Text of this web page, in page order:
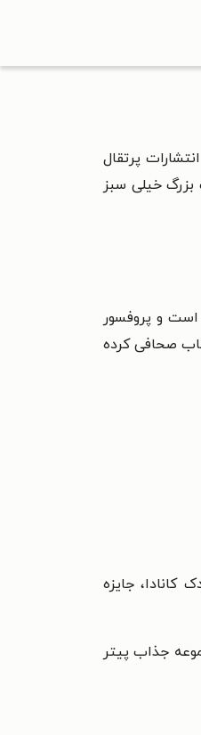
انتشارات پرتقال
خیلی سبز
و پروفسور
صحافی کرده
جایزه
جذاب پیتر